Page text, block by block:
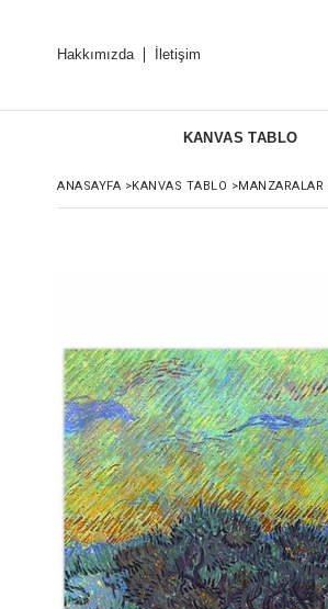
Hakkımızda İletişim
KANVAS TABLO
ANASAYFA >KANVAS TABLO >MANZARALAR